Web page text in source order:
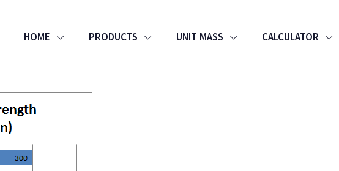
HOME PRODUCTS UNIT MASS CALCULATOR